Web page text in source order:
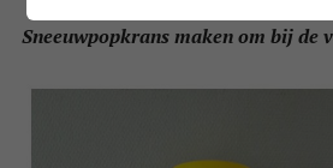
Sneeuwpopkrans maken om bij de